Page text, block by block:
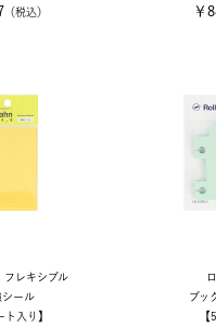
（税込） ￥
フレキシブル
シール
ト入り】
ブッ
【